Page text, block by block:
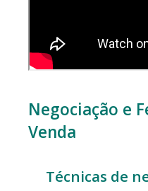
Negociação e
Venda
Técnicas de